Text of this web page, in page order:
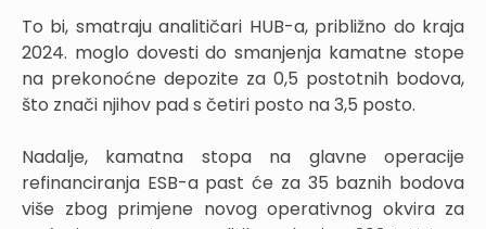
To bi, smatraju analitičari HUB-a, približno do kraja
2024. moglo dovesti do smanjenja kamatne stope
na prekonoćne depozite za 0,5 postotnih bodova,
što znači njihov pad s četiri posto na 3,5 posto.
Nadalje, kamatna stopa na glavne operacije
refinanciranja ESB-a past će za 35 baznih bodova
više zbog primjene novog operativnog okvira za